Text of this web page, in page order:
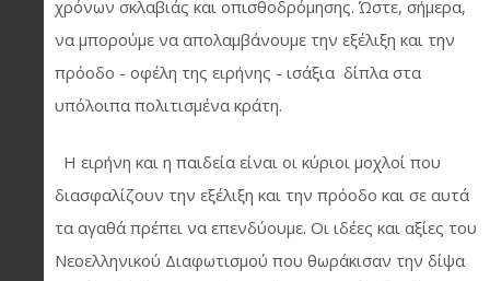
χρόνων σκλαβιάς και οπισθοδρόμησης. Ώστε, σήμερα,
να μπορούμε να απολαμβάνουμε την εξέλιξη και την
πρόοδο - οφέλη της ειρήνης - ισάξια δίπλα στα
υπόλοιπα πολιτισμένα κράτη.
Η ειρήνη και η παιδεία είναι οι κύριοι μοχλοί που
διασφαλίζουν την εξέλιξη και την πρόοδο και σε αυτά
τα αγαθά πρέπει να επενδύουμε. Οι ιδέες και αξίες του
Νεοελληνικού Διαφωτισμού που θωράκισαν την δίψα